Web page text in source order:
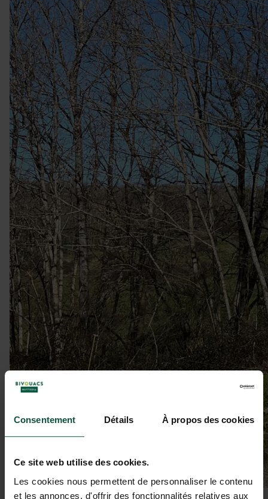
Consentement Détails À propos des cookies
Ce site web utilise des cookies.
Les cookies nous permettent de personnaliser le contenu
et les annonces, d'offrir des fonctionnalités relatives aux